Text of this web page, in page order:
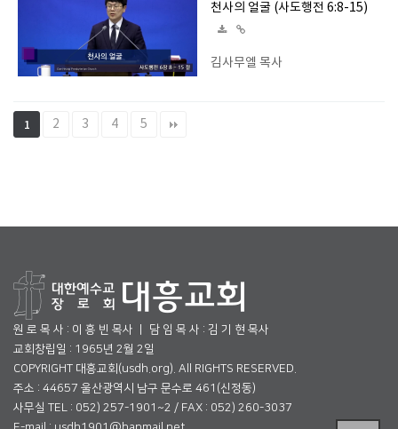
천사의 얼굴 (사도행전 6:8-15)
김사무엘 목사
1 2 3 4 5
원 로 목 사 : 이 흥 빈 목사 ㅣ 담 임 목 사 : 김 기 현 목사
교회창립일 : 1965년 2월 2일
COPYRIGHT 대흥교회(usdh.org). All RIGHTS RESERVED.
주소 : 44657 울산광역시 남구 문수로 461(신정동)
사무실 TEL : 052) 257-1901~2 / FAX : 052) 260-3037